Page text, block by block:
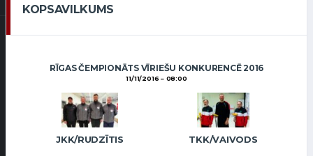
KOPSAVILKUMS
RĪGAS ČEMPIONĀTS VĪRIEŠU KONKURENCĒ 2016
11/11/2016 08:00
JKK/RUDZĪTIS TKK/VAIVODS